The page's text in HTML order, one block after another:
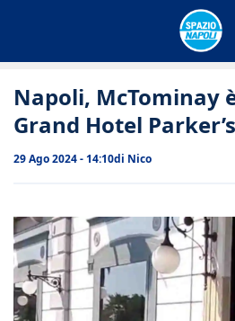
Napoli, McTominay
Grand Hotel
29 Ago 2024 - 14:10di Nico